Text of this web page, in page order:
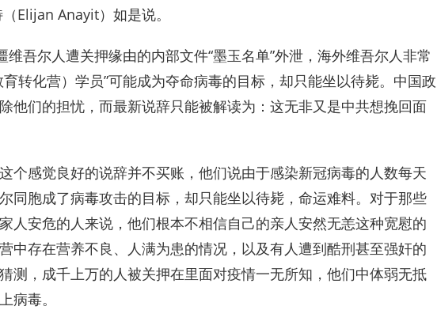
Elijan Anayit）如是说。
吾尔人遭关押缘由的内部文件“墨玉名单”外泄，海外维吾尔人非常
转化营）学员”可能成为夺命病毒的目标，却只能坐以待毙。中国政
他们的担忧，而最新说辞只能被解读为：这无非又是中共想挽回面
个感觉良好的说辞并不买账，他们说由于感染新冠病毒的人数每天
同胞成了病毒攻击的目标，却只能坐以待毙，命运难料。对于那些
人安危的人来说，他们根本不相信自己的亲人安然无恙这种宽慰的
中存在营养不良、人满为患的情况，以及有人遭到酷刑甚至强奸的
测，成千上万的人被关押在里面对疫情一无所知，他们中体弱无抵
病毒。